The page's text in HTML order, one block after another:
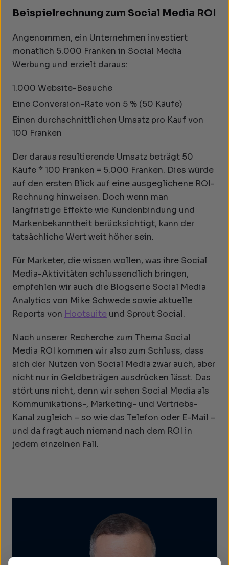
Beispielrechnung zum Social Media ROI
Angenommen, ein Unternehmen investiert
monatlich 5.000 Franken in Social Media
Werbung und erzielt daraus:
1.000 Website-Besuche
Eine Conversion-Rate von 5 % (50 Käufe)
Einen durchschnittlichen Umsatz pro Kauf von
100 Franken
Der daraus resultierende Umsatz beträgt 50
Käufe * 100 Franken = 5.000 Franken. Dies würde
auf den ersten Blick auf eine ausgeglichene ROI-
Rechnung hinweisen. Doch wenn man
langfristige Effekte wie Kundenbindung und
Markenbekanntheit berücksichtigt, kann der
tatsächliche Wert weit höher sein.
Für Marketer, die wissen wollen, was ihre Social
Media-Aktivitäten schlussendlich bringen,
empfehlen wir auch die Blogserie Social Media
Analytics von Mike Schwede sowie aktuelle
Reports von Hootsuite und Sprout Social.
Nach unserer Recherche zum Thema Social
Media ROI kommen wir also zum Schluss, dass
sich der Nutzen von Social Media zwar auch, aber
nicht nur in Geldbeträgen ausdrücken lässt. Das
stört uns nicht, denn wir sehen Social Media als
Kommunikations-, Marketing- und Vertriebs-
Kanal zugleich – so wie das Telefon oder E-Mail –
und da fragt auch niemand nach dem ROI in
jedem einzelnen Fall.